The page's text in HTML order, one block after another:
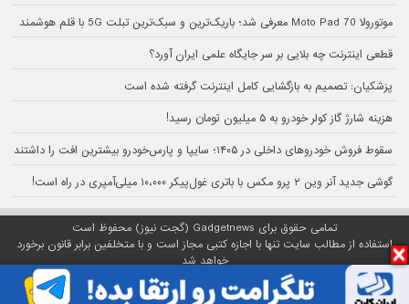
موتورولا Moto Pad 70 معرفی شد؛ باریک‌ترین و سبک‌ترین تبلت 5G با قلم هوشمند
قطعی اینترنت چه بلایی بر سر جایگاه علمی ایران آورد؟
پزشکیان: تصمیم به بازگشایی کامل اینترنت گرفته شده است
هزینه شارژ گاز کولر خودرو به ۵ میلیون تومان رسید!
سقوط فروش خودروهای داخلی در ۱۴۰۵؛ سایپا و پارس‌خودرو بیشترین افت را داشتند
گوشی جدید آنر وین ۲ پرو مکس با باتری غول‌پیکر ۱۰،۰۰۰ میلی‌آمپری در راه است!
تمامی حقوق برای Gadgetnews (گجت نیوز) محفوظ است
استفاده از مطالب سایت تنها با اجازه کتبی مجاز است و با متخلفین برابر قانون برخورد
خواهد شد
پلتفرم گجت نیوز روی
سرور اختصاصیمبین هاست میزبانی می‌شود